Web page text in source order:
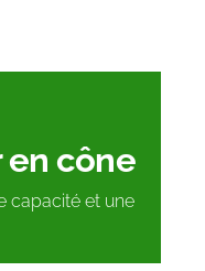
en cône
capacité et une